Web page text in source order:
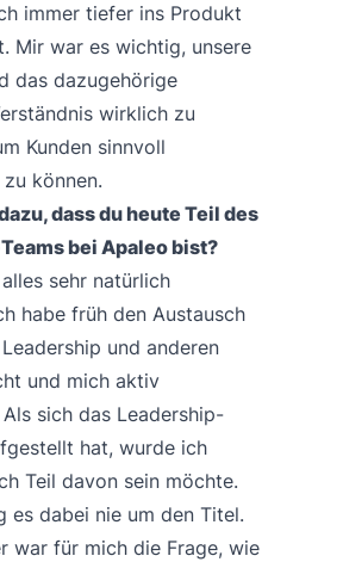
immer tiefer ins Produkt
Mir war es wichtig, unsere
das dazugehörige
wirklich zu
Kunden sinnvoll
können.
dass du heute Teil des
bei Apaleo bist?
sehr natürlich
habe früh den Austausch
und anderen
und mich aktiv
sich das Leadership-
hat, wurde ich
Teil davon sein möchte.
es dabei nie um den Titel.
war für mich die Frage, wie